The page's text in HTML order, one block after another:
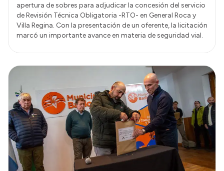
apertura de sobres para adjudicar la concesión del servicio
de Revisión Técnica Obligatoria -RTO- en General Roca y
Villa Regina. Con la presentación de un oferente, la licitación
marcó un importante avance en materia de seguridad vial.